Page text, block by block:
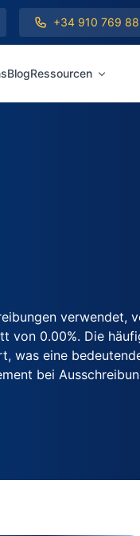
+34 910 769
BlogRessourcen
verwendet,
von 0.00%. Die
was eine
bei